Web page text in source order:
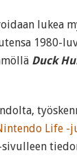
lukea
1980-
Duck
Life -